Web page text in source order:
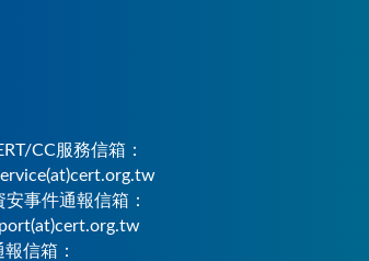
CC服務信箱：
安事件通報信箱：
信箱：